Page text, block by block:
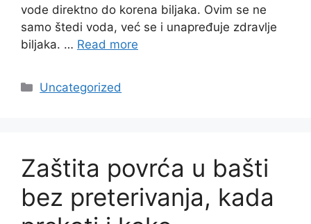
vode direktno do korena biljaka. Ovim se ne
samo štedi voda, već se i unapređuje zdravlje
biljaka. … Read more
Categories
Uncategorized
Zaštita povrća u bašti
bez preterivanja, kada